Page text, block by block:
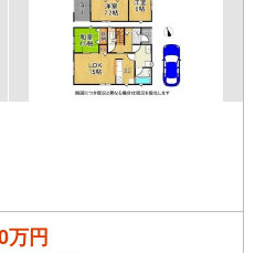
置（SAFE365）で地震の揺れを抑
/駐車1台可
ルプランナーが資金計画をサポー
チームあり！
最も低金利になるように審査が可
のリフォームも弊社のリフォームプ
速にサポートいたします
万円